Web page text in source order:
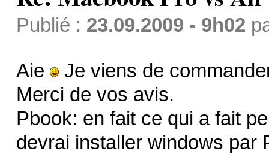
Publié : 23.09.2009 - 9h02
Aie
Je viens de
Merci de vos avis.
Pbook: en fait ce qui a fait
devrai installer windows par